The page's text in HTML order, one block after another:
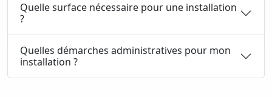
Quelle surface nécessaire pour une installation
?
Quelles démarches administratives pour mon
installation ?